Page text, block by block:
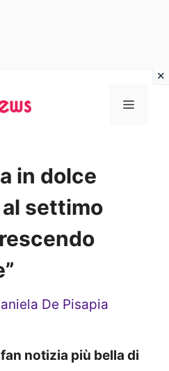
Menu
in dolce
settimo
De Pisapia
notizia più bella di